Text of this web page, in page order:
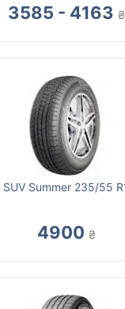
3585 - 4163 ₴
SUV Summer 235/55
4900 ₴